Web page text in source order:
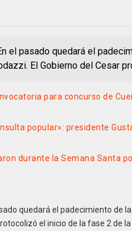
el pasado quedará el
El Gobierno del Cesar
para concurso de
popular»: presidente
durante la Semana Santa
quedará el padecimiento de
el inicio de la fase 2 de